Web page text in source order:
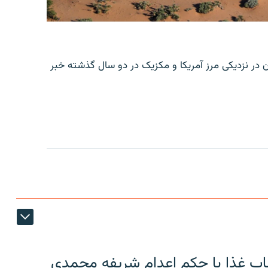
در نزدیکی مرز آمریکا و مکزیک در دو سال گذشته خبر